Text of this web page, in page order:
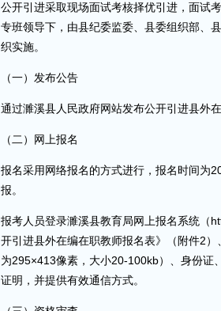
公开引进采取现场面试考核择优引进，面试
专班领导下，由县纪委监委、县委组织部、
织实施。
（一）发布公告
通过濉溪县人民政府网站发布公开引进县外
（二）网上报名
报名采用网络报名的方式进行，报名时间
报。
报考人员登录濉溪县教育局网上报名系统（
开引进县外在编在职教师报名表》（附件2
为295×413像素，大小20-100kb）、身份证
证明，并提供有效通信方式。